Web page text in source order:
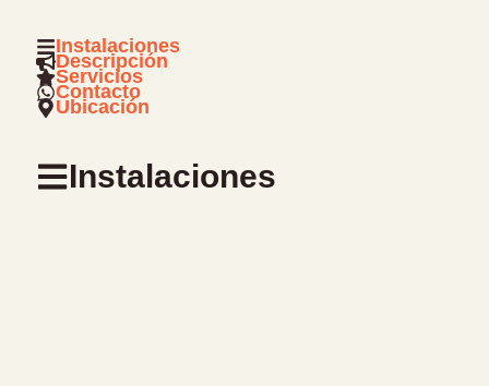
Instalaciones
Descripción
Servicios
Contacto
Ubicación
Instalaciones